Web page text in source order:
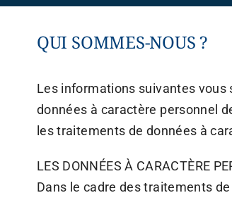
QUI SOMMES-NOUS ?
Les informations suivantes
données à caractère personnel
les traitements de données à
LES DONNÉES À CARACTÈRE
Dans le cadre des traitements